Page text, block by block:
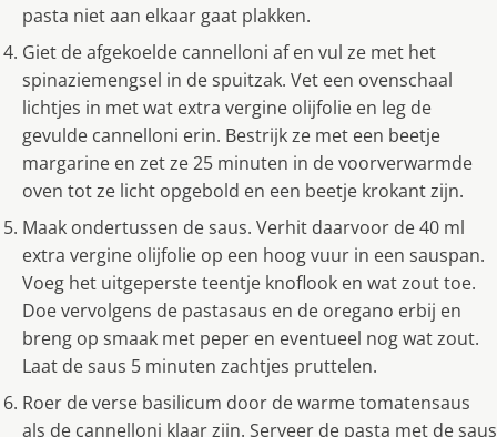
pasta niet aan elkaar gaat plakken.
Giet de afgekoelde cannelloni af en vul ze met het
spinaziemengsel in de spuitzak. Vet een ovenschaal
lichtjes in met wat extra vergine olijfolie en leg de
gevulde cannelloni erin. Bestrijk ze met een beetje
margarine en zet ze 25 minuten in de voorverwarmde
oven tot ze licht opgebold en een beetje krokant zijn.
Maak ondertussen de saus. Verhit daarvoor de 40 ml
extra vergine olijfolie op een hoog vuur in een sauspan.
Voeg het uitgeperste teentje knoflook en wat zout toe.
Doe vervolgens de pastasaus en de oregano erbij en
breng op smaak met peper en eventueel nog wat zout.
Laat de saus 5 minuten zachtjes pruttelen.
Roer de verse basilicum door de warme tomatensaus
als de cannelloni klaar zijn. Serveer de pasta met de saus